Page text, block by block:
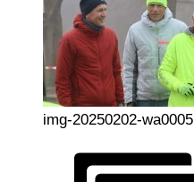
img-20250202-wa0005